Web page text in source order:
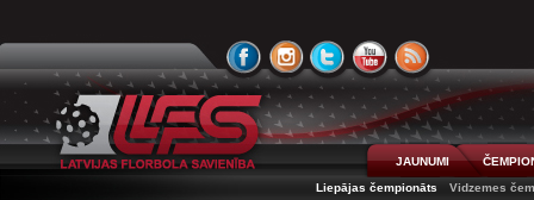
JAUNUMI
Liepājas čempionāts
Vidzemes